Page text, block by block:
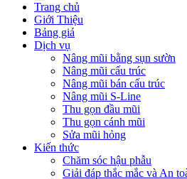
Trang chủ
Giới Thiệu
Bảng giá
Dịch vụ
Nâng mũi bằng sụn sườn
Nâng mũi cấu trúc
Nâng mũi bán cấu trúc
Nâng mũi S-Line
Thu gọn đầu mũi
Thu gọn cánh mũi
Sửa mũi hỏng
Kiến thức
Chăm sóc hậu phẫu
Giải đáp thắc mắc và An